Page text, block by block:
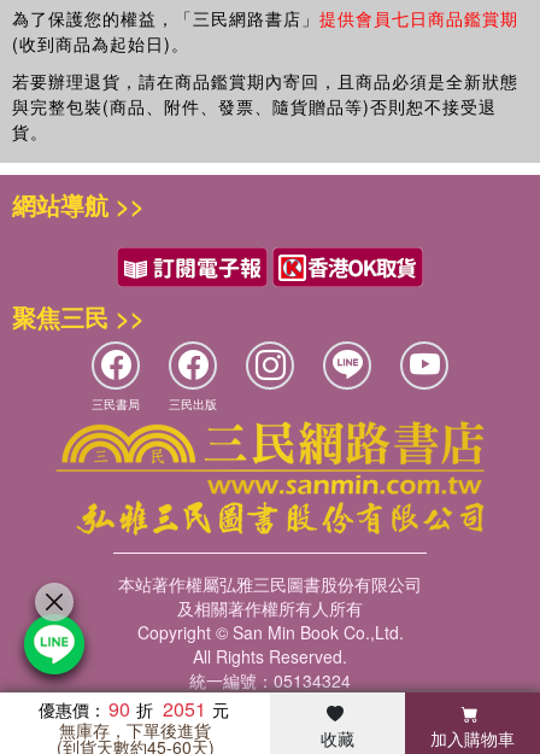
為了保護您的權益，「三民網路書店」 提供會員七日商品鑑賞期
(收到商品為起始日)。
若要辦理退貨，請在商品鑑賞期內寄回，且商品必須是全新狀態
與完整包裝(商品、附件、發票、隨貨贈品等)否則恕不接受退
貨。
優惠價： 90 2051
無庫存，下單後進貨
(到貨天數約45-60天) 收藏 加入購物車
暢銷榜 客服中心 瀏覽紀錄 會員專區
網站導航 >>
聚焦三民 >>
三民書局 三民出版
本站著作權屬弘雅三民圖書股份有限公司
及相關著作權所有人所有
Copyright © San Min Book Co.,Ltd.
All Rights Reserved.
統一編號：05134324